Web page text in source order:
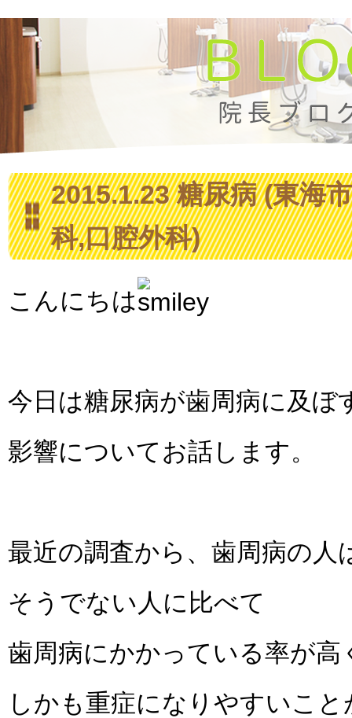
2015.1.23 糖尿病 (東海
科,口腔外科)
こんにちは
今日は糖尿病が歯周病に及ぼ
影響についてお話します。
最近の調査から、歯周病の人
そうでない人に比べて
歯周病にかかっている率が高
しかも重症になりやすいこと